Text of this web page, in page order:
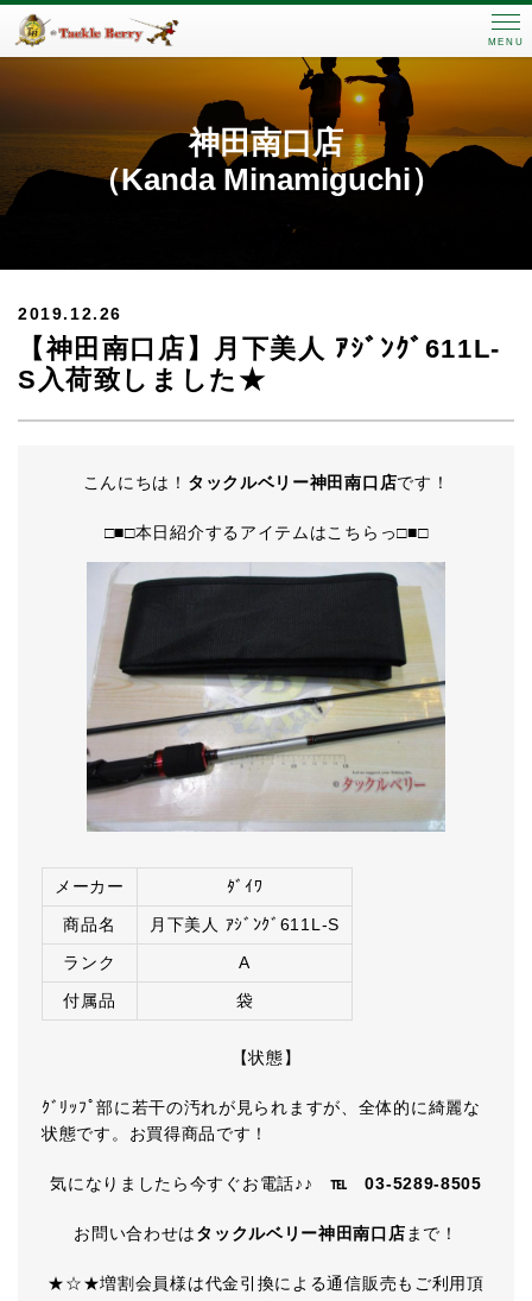
MENU
神田南口店
（Kanda Minamiguchi）
2019.12.26
【神田南口店】月下美人 ｱｼﾞﾝｸﾞ611L-
S入荷致しました★
こんにちは！ タックルベリー神田南口店です！
□■□本日紹介するアイテムはこちらっ□■□
メーカー
ﾀﾞｲﾜ
商品名
月下美人 ｱｼﾞﾝｸﾞ611L-S
ランク
A
付属品
袋
【状態】
ｸﾞﾘｯﾌﾟ部に若干の汚れが見られますが、全体的に綺麗な
状態です。お買得商品です！
気になりましたら今すぐお電話♪♪℡ 03-5289-8505
お問い合わせはタックルベリー神田南口店 まで！
★☆★増割会員様は代金引換による通信販売もご利用頂